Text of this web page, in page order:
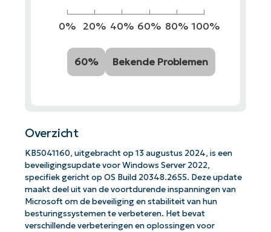
0% 20% 40% 60% 80% 100%
60% Bekende Problemen
Overzicht
KB5041160, uitgebracht op 13 augustus 2024, is een
beveiligingsupdate voor Windows Server 2022,
specifiek gericht op OS Build 20348.2655. Deze update
maakt deel uit van de voortdurende inspanningen van
Microsoft om de beveiliging en stabiliteit van hun
besturingssystemen te verbeteren. Het bevat
verschillende verbeteringen en oplossingen voor